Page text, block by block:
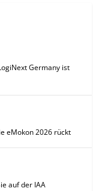
Germany ist
eMokon 2026 rückt
auf der IAA